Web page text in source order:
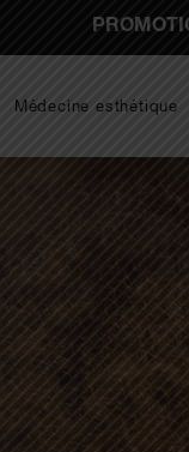
Médecine esthétique